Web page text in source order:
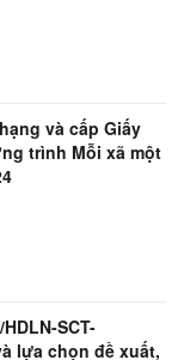
và cấp Giấy
trình Mỗi xã một
SCT-
lựa chọn đề xuất,